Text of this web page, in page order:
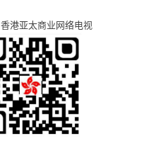
香港亚太商业网络电视